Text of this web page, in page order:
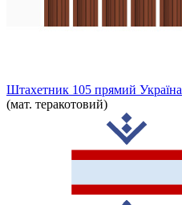
Штахетник 105 прямий Україна
(мат. теракотовий)